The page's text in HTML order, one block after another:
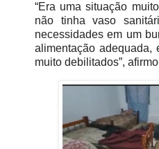
“Era uma situação
não tinha vaso
necessidades em um
alimentação adequada,
muito debilitados”,